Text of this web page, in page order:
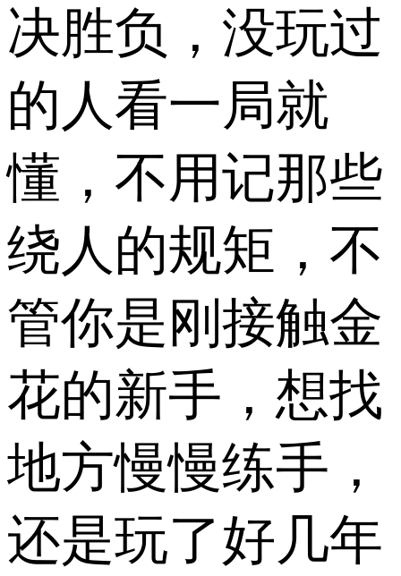
决胜负，没玩过
的人看一局就
懂，不用记那些
绕人的规矩，不
管你是刚接触金
花的新手，想找
地方慢慢练手，
还是玩了好几年